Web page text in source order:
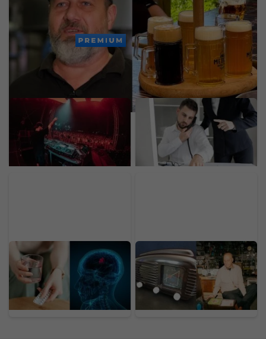
PREMIUM
Lovestream už nie je len
o hudbe. Prináša zóny,
kde si oddýchneš,
doplníš energiu a na
chvíľu „vypneš“
Jedna z najväčších
slovenských bánk dnes
mala problémy. Výpadok
zasiahol platby a ďalšie
služby
ŠÚKL varuje pred
známymi liekmi. Môžu
zvyšovať riziko
zriedkavého nádoru,
užívajú ich tisíce
Sloveniek
Legendárne rádio z povál
má dnes vysokú cenu.
Kultový kúsok predáš za
desiatky eur